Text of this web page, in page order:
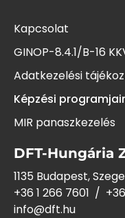
Kapcsolat
GINOP-8.4.1/B-16
Adatkezelési
Képzési
MIR panaszkezelés
DFT-Hungária
1135 Budapest,
+36 1 266 7601 /
info@dft.hu